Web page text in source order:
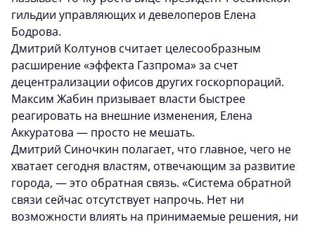
гильдии управляющих и девелоперов Елена
Бодрова.
Дмитрий Колтунов считает целесообразным
расширение «эффекта Газпрома» за счет
децентрализации офисов других госкорпораций.
Максим Жабин призывает власти быстрее
реагировать на внешние изменения, Елена
Аккуратова — просто не мешать.
Дмитрий Синочкин полагает, что главное, чего не
хватает сегодня властям, отвечающим за развитие
города, — это обратная связь. «Система обратной
связи сейчас отсутствует напрочь. Нет ни
возможности влиять на принимаемые решения, ни